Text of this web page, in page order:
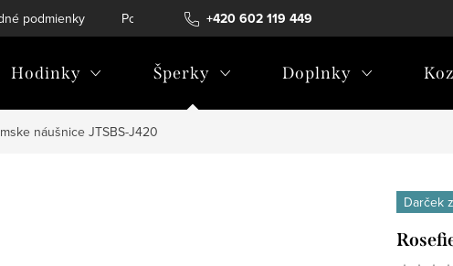
+420 602 119 449
podmienky Podmienky ochrany osobných údajov
Hodinky Šperky Doplnky
náušnice JTSBS-J420
Darček